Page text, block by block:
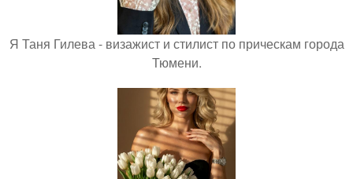
Я Таня Гилева - визажист и стилист по прическам города
Тюмени.